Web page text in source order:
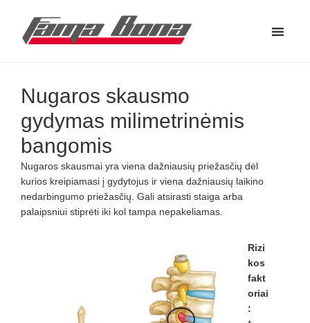
primary
footer
klinika
Kaune
ir
Vilniuje
Nugaros skausmo
gydymas milimetrinėmis
bangomis
Nugaros skausmai yra viena dažniausių priežasčių dėl
kurios kreipiamasi į gydytojus ir viena dažniausių laikino
nedarbingumo priežasčių. Gali atsirasti staiga arba
palaipsniui stiprėti iki kol tampa nepakeliamas.
Rizi
kos
fakt
oriai
: